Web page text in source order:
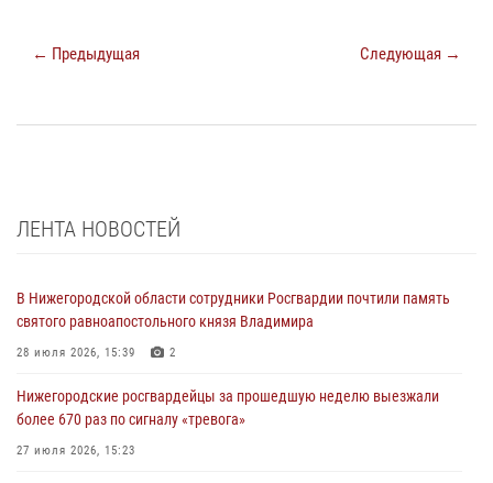
← Предыдущая Следующая →
ЛЕНТА НОВОСТЕЙ
В Нижегородской области сотрудники Росгвардии почтили память
святого равноапостольного князя Владимира
28 июля 2026, 15:39 2
Нижегородские росгвардейцы за прошедшую неделю выезжали
более 670 раз по сигналу «тревога»
27 июля 2026, 15:23